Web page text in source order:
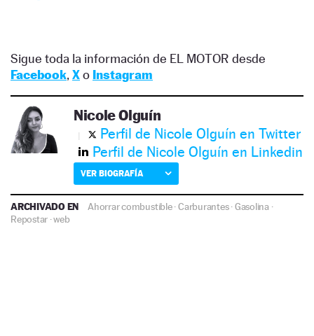
Sigue toda la información de EL MOTOR desde
Facebook, Xo Instagram
Nicole Olguín
Perfil de Nicole Olguín en Twitter
Perfil de Nicole Olguín en Linkedin
VER BIOGRAFÍA
ARCHIVADO EN Ahorrar combustible·Carburantes·Gasolina·
Repostar ·web